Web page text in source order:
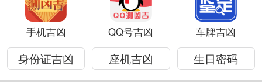
手机吉凶 QQ号吉凶 车牌吉凶
身份证吉凶 座机吉凶 生日密码